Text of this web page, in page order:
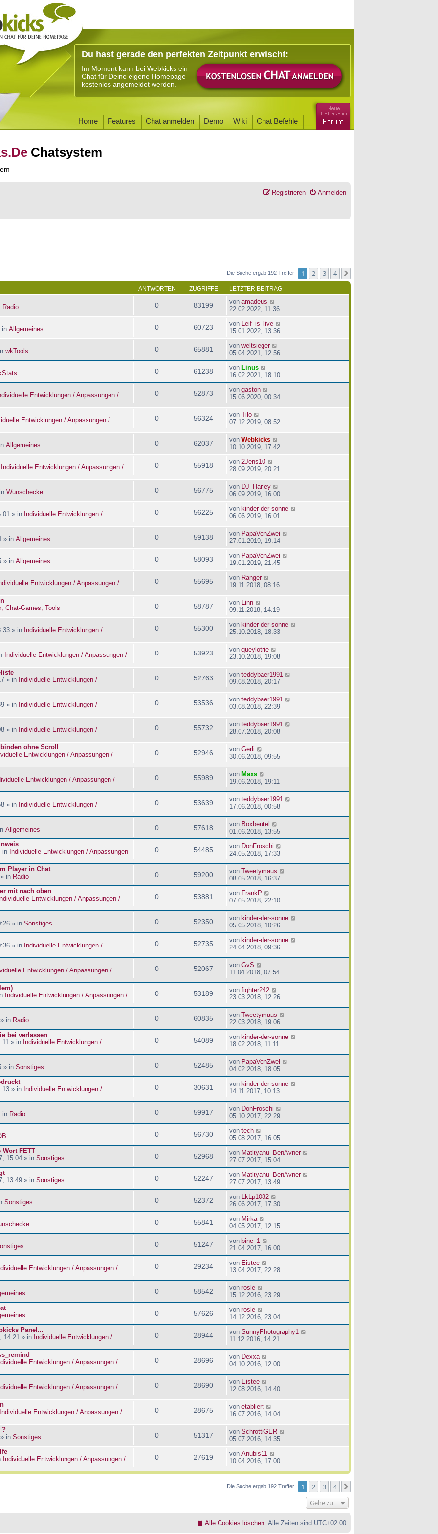
Du hast gerade den perfekten Zeitpunkt erwischt:
Im Moment kann bei Webkicks ein
Chat für Deine eigene Homepage
kostenlos angemeldet werden.
Home Features Chat anmelden Demo Wiki Chat Befehle
Chatsystem
Anmelden
Registrieren
Die Suche ergab 192 Treffer 1 2 3 4
ANTWORTEN ZUGRIFFE LETZTER BEITRAG
Radio 0 83199 von amadeus
22.02.2022, 11:36
in Allgemeines 0 60723 von
Leif_is_live
15.01.2022, 13:36
wkTools 0 65881 von weltsieger
05.04.2021, 12:56
0 61238 von Linus
16.02.2021, 18:10
Entwicklungen / Anpassungen /
0 52873 von gaston
15.06.2020, 00:34
Entwicklungen / Anpassungen /
0 56324 von Tilo
07.12.2019, 08:52
Allgemeines 0 62037 von Webkicks
10.10.2019, 17:42
Individuelle Entwicklungen / Anpassungen /
0 55918 von 2Jens10
28.09.2019, 20:21
Wunschecke 0 56775 von DJ_Harley
06.09.2019, 16:00
» in Individuelle Entwicklungen /
0 56225 von kinder-der-sonne
06.06.2019, 16:01
» in Allgemeines 0 59138 von PapaVonZwei
27.01.2019, 19:14
» in Allgemeines 0 58093 von PapaVonZwei
19.01.2019, 21:45
Entwicklungen / Anpassungen /
0 55695 von Ranger
19.11.2018, 08:16
Chat-Games, Tools 0 58787 von
Linn
09.11.2018, 14:19
» in Individuelle Entwicklungen /
0 55300 von kinder-der-sonne
25.10.2018, 18:33
Individuelle Entwicklungen / Anpassungen /
0 53923 von queylotrie
23.10.2018, 19:08
» in Individuelle Entwicklungen /
0 52763 von teddybaer1991
09.08.2018, 20:17
» in Individuelle Entwicklungen /
0 53536 von teddybaer1991
03.08.2018, 22:39
» in Individuelle Entwicklungen /
0 55732 von teddybaer1991
28.07.2018, 20:08
ohne Scroll
Entwicklungen / Anpassungen /
0 52946 von Gerli
30.06.2018, 09:55
Entwicklungen / Anpassungen /
0 55989 von Maxs
19.06.2018, 19:11
» in Individuelle Entwicklungen /
0 53639 von teddybaer1991
17.06.2018, 00:58
Allgemeines 0 57618 von Boxbeutel
01.06.2018, 13:55
in Individuelle Entwicklungen / Anpassungen
0 54485 von DonFroschi
24.05.2018, 17:33
Player in Chat
in Radio 0 59200 von Tweetymaus
08.05.2018, 16:37
mit nach oben
Individuelle Entwicklungen / Anpassungen /
0 53881 von FrankP
07.05.2018, 22:10
» in Sonstiges 0 52350 von kinder-der-sonne
05.05.2018, 10:26
» in Individuelle Entwicklungen /
0 52735 von kinder-der-sonne
24.04.2018, 09:36
Entwicklungen / Anpassungen /
0 52067 von GvS
11.04.2018, 07:54
Individuelle Entwicklungen / Anpassungen /
0 53189 von fighter242
23.03.2018, 12:26
in Radio 0 60835 von Tweetymaus
22.03.2018, 19:06
bei verlassen
» in Individuelle Entwicklungen /
0 54089 von kinder-der-sonne
18.02.2018, 11:11
» in Sonstiges 0 52485 von PapaVonZwei
04.02.2018, 18:05
» in Individuelle Entwicklungen /
0 30631 von kinder-der-sonne
14.11.2017, 10:13
in Radio 0 59917 von DonFroschi
05.10.2017, 22:29
0 56730 von tech
05.08.2017, 16:05
Wort FETT
15:04 » in Sonstiges 0 52968 von Matityahu_BenAvner
27.07.2017, 15:04
13:49 » in Sonstiges 0 52247 von Matityahu_BenAvner
27.07.2017, 13:49
Sonstiges 0 52372 von
LkLp1082
26.06.2017, 17:30
0 55841 von Mirka
04.05.2017, 12:15
0 51247 von bine_1
21.04.2017, 16:00
Entwicklungen / Anpassungen /
0 29234 von Eistee
13.04.2017, 22:28
0 58542 von rosie
15.12.2016, 23:29
0 57626 von rosie
14.12.2016, 23:04
Panel...
14:21 » in Individuelle Entwicklungen /
0 28944 von SunnyPhotography1
11.12.2016, 14:21
Entwicklungen / Anpassungen /
0 28696 von Dexxa
04.10.2016, 12:00
Entwicklungen / Anpassungen /
0 28690 von Eistee
12.08.2016, 14:40
Individuelle Entwicklungen / Anpassungen /
0 28675 von etabliert
16.07.2016, 14:04
?
in Sonstiges 0 51317 von SchrottiGER
05.07.2016, 14:35
Individuelle Entwicklungen / Anpassungen /
0 27619 von Anubis11
10.04.2016, 17:00
Die Suche ergab 192 Treffer 1 2 3 4
Gehe zu
Alle Zeiten sind UTC+02:00
Alle Cookies löschen